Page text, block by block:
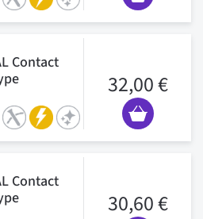
Contact
32,00 €
Contact
30,60 €